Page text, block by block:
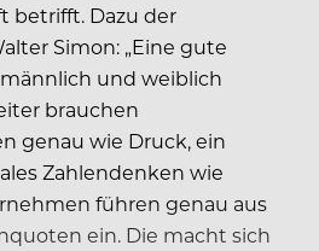
betrifft. Dazu der
Simon: „Eine gute
und weiblich
brauchen
genau wie Druck, ein
Zahlendenken wie
führen genau aus
ein. Die macht sich